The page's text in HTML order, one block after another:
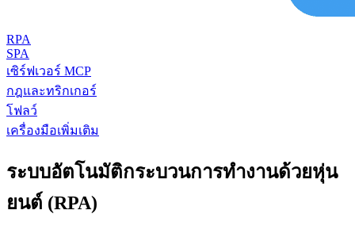
RPA
SPA
เซิร์ฟเวอร์ MCP
กฎและทริกเกอร์
โฟลว์
เครื่องมือเพิ่มเติม
ระบบอัตโนมัติกระบวนการทำงานด้วยหุ่น
ยนต์ (RPA)